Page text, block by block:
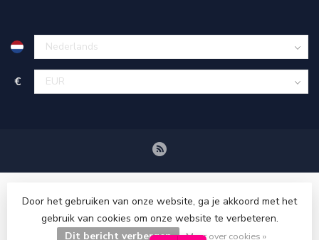
€
© Copyright 2026 Tenuetje.nl
Door het gebruiken van onze website, ga je akkoord met het
gebruik van cookies om onze website te verbeteren.
Dit bericht verbergen
Meer over cookies »